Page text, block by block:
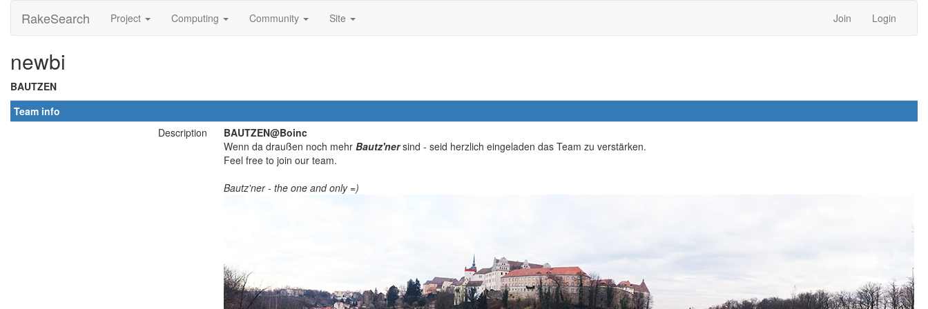
RakeSearch Project Computing Community Site Join Login
newbi
BAUTZEN
Team info
Description
BAUTZEN@Boinc
Wenn da draußen noch mehr Bautz'nersind - seid herzlich eingeladen das Team zu verstärken.
Feel free to join our team.
Bautz'ner - the one and only =)